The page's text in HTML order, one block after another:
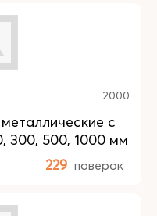
2000
с
300, 500, 1000 мм
229 поверок